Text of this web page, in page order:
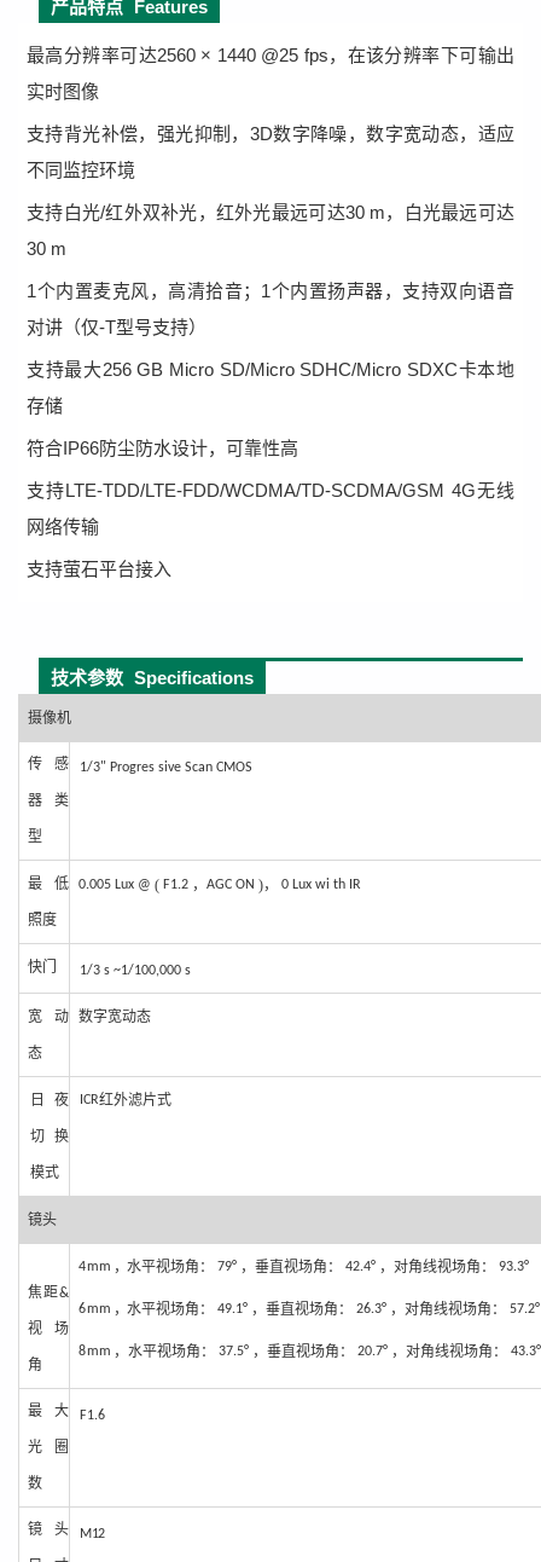
产品特点 Features
最高分辨率可达2560 × 1440 @25 fps，在该分辨率下可输出
实时图像
支持背光补偿，强光抑制，3D数字降噪，数字宽动态，适应
不同监控环境
支持白光/红外双补光，红外光最远可达30 m，白光最远可达
30 m
1个内置麦克风，高清拾音；1个内置扬声器，支持双向语音
对讲（仅-T型号支持）
支持最大256 GB Micro SD/Micro SDHC/Micro SDXC卡本地
存储
符合IP66防尘防水设计，可靠性高
支持LTE-TDD/LTE-FDD/WCDMA/TD-SCDMA/GSM 4G无线
网络传输
支持萤石平台接入
技术参数 Specifications
摄像机
传感
器 类
型
1/3" Progres sive Scan CMOS
最低
照度
0.005 Lux @ ( F1.2 ， AGC ON )， 0 Lux wi th IR
快门 1/3 s ~1/100,000 s
宽动
态
数字宽动态
日夜
切换
模式
ICR红外滤片式
镜头
焦距&
视场
角
4mm ， 水平视场角： 79° ，垂直视场角： 42.4° ，对角线视场角： 93.3°
6mm ， 水平视场角： 49.1° ，垂直视场角： 26.3° ，对角线视场角： 57.2°
8mm ， 水平视场角： 37.5° ，垂直视场角： 20.7° ，对角线视场角： 43.3°
最大
光 圈
数
F1.6
镜头 M12